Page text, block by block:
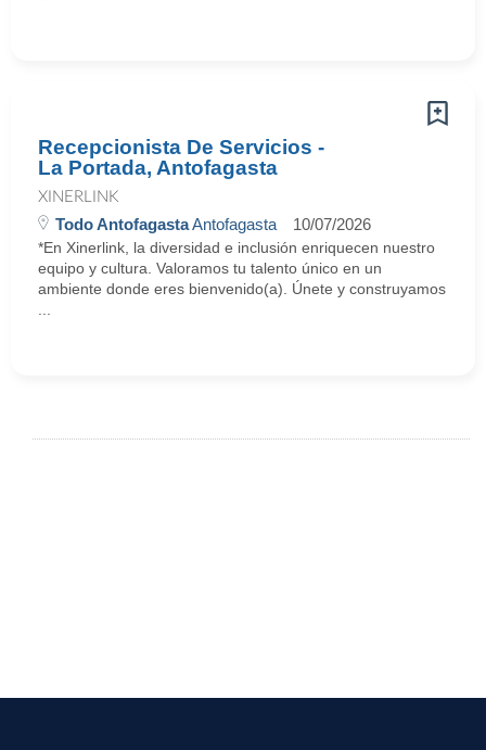
Recepcionista De Servicios -
La Portada, Antofagasta
XINERLINK
Todo AntofagastaAntofagasta 10/07/2026
*En Xinerlink, la diversidad e inclusión enriquecen nuestro
equipo y cultura. Valoramos tu talento único en un
ambiente donde eres bienvenido(a). Únete y construyamos